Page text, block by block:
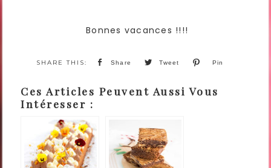
Bonnes vacances !!!!
Share Tweet Pin
Ces Articles Peuvent Aussi Vous
Intéresser :